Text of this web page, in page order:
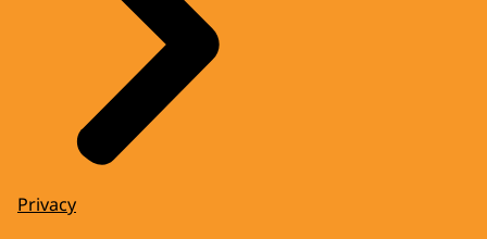
Privacy